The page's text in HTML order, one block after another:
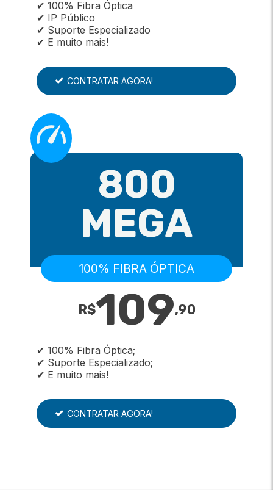
✔ 100% Fibra Óptica
✔ IP Público
✔ Suporte Especializado
✔ E muito mais!
CONTRATAR AGORA!
800
MEGA
100% FIBRA ÓPTICA
R$109,90
✔ 100% Fibra Óptica;
✔ Suporte Especializado;
✔ E muito mais!
CONTRATAR AGORA!